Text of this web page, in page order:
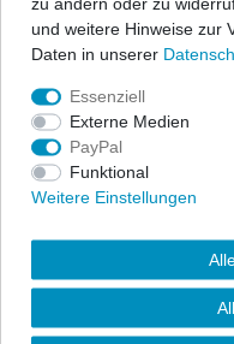
erleichtern durch einen um
Wärmeausstoß vom
Wärme optimal nach oben,
die Scheiben
Heizlüfter werden mit
welcher zusammen mit der
Sicherheitscrashgetestete
und weitere Hinweise zur
Daten in unserer
Essenziell
Externe Medien
PayPal
Funktional
Weitere Einstellungen